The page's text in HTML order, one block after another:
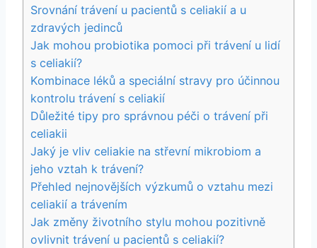
Srovnání trávení u pacientů s celiakií a u
zdravých jedinců
Jak mohou probiotika pomoci při trávení u lidí
s celiakií?
Kombinace léků a speciální stravy pro účinnou
kontrolu trávení s celiakií
Důležité tipy pro správnou péči o trávení při
celiakii
Jaký je vliv celiakie na střevní mikrobiom a
jeho vztah k trávení?
Přehled nejnovějších výzkumů o vztahu mezi
celiakií a trávením
Jak změny životního stylu mohou pozitivně
ovlivnit trávení u pacientů s celiakií?